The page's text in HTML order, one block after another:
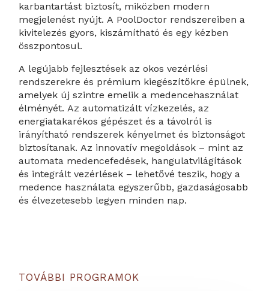
karbantartást biztosít, miközben modern
megjelenést nyújt. A PoolDoctor rendszereiben a
kivitelezés gyors, kiszámítható és egy kézben
összpontosul.
A legújabb fejlesztések az okos vezérlési
rendszerekre és prémium kiegészítőkre épülnek,
amelyek új szintre emelik a medencehasználat
élményét. Az automatizált vízkezelés, az
energiatakarékos gépészet és a távolról is
irányítható rendszerek kényelmet és biztonságot
biztosítanak. Az innovatív megoldások – mint az
automata medencefedések, hangulatvilágítások
és integrált vezérlések – lehetővé teszik, hogy a
medence használata egyszerűbb, gazdaságosabb
és élvezetesebb legyen minden nap.
TOVÁBBI PROGRAMOK